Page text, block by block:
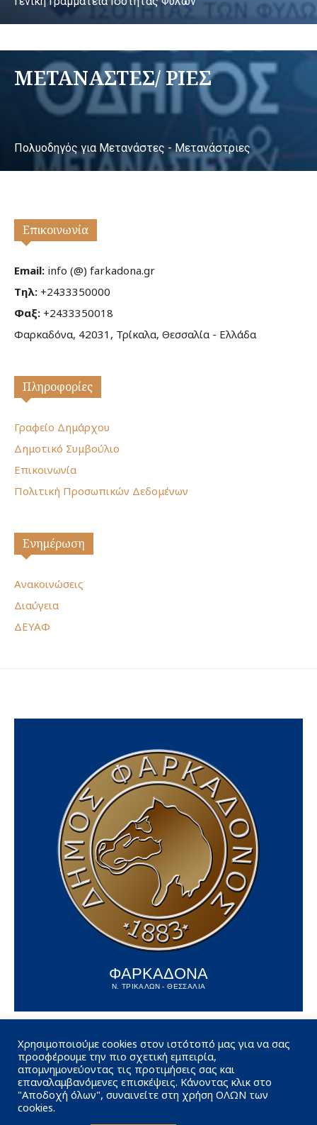
ΜΕΤΑΝΑΣΤΕΣ/ ΡΙΕΣ
Πολυοδηγός για Μετανάστες - Μετανάστριες
Επικοινωνία
Email: info (@) farkadona.gr
Τηλ: +2433350000
Φαξ: +2433350018
Φαρκαδόνα, 42031, Τρίκαλα, Θεσσαλία - Ελλάδα
Πληροφορίες
Γραφείο Δημάρχου
Δημοτικό Συμβούλιο
Επικοινωνία
Πολιτική Προσωπικών Δεδομένων
Ενημέρωση
Ανακοινώσεις
Διαύγεια
ΔΕΥΑΦ
ΦΑΡΚΑΔΟΝΑ
Ν. ΤΡΙΚΑΛΩΝ - ΘΕΣΣΑΛΙΑ
Χρησιμοποιούμε cookies στον ιστότοπό μας για να σας
προσφέρουμε την πιο σχετική εμπειρία,
απομνημονεύοντας τις προτιμήσεις σας και
επαναλαμβανόμενες επισκέψεις. Κάνοντας κλικ στο
"Αποδοχή όλων", συναινείτε στη χρήση ΟΛΩΝ των
cookies.